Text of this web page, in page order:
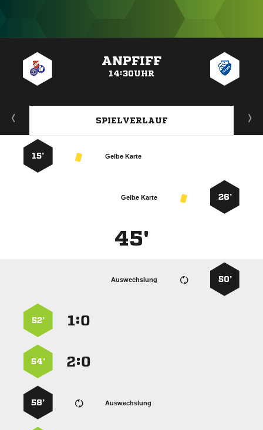
ANPFIFF
14:30UHR
SPIELVERLAUF
Gelbe Karte
15’
26’
Gelbe Karte
45'
50’
Auswechslung
:
52’
:
54’
Auswechslung
58’